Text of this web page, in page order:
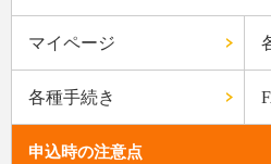
マイページ
各種手続き
申込時の注意点